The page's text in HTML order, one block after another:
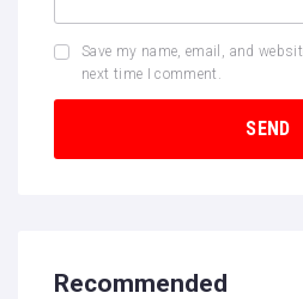
Save my name, email, and
next time I comment.
Recommended